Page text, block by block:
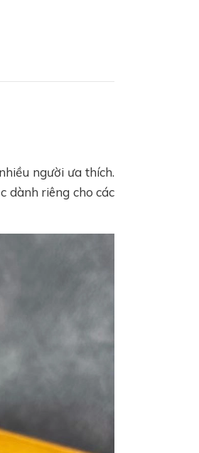
người ưa thích.
dành riêng cho các